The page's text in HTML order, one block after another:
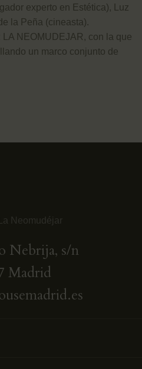
experto en Estética), Luz
la Peña (cineasta).
NEOMUDEJAR, con la que
un marco conjunto de
Nebrija, s/n
Madrid